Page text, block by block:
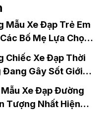
Mẫu Xe Đạp Trẻ Em
Bố Mẹ Lựa Chọn
Nhất Hồ Chí Minh
Chiếc Xe Đạp Thời
Đang Gây Sốt Giới
Tết 2022
Xe Đạp Đường
Tượng Nhất Hiện